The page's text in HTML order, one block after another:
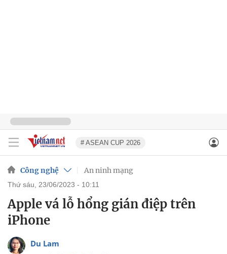
# ASEAN CUP 2026
Công nghệ An ninh mạng
thứ sáu, 23/06/2023 - 10:11
Apple vá lỗ hổng gián điệp trên
iPhone
Du Lam